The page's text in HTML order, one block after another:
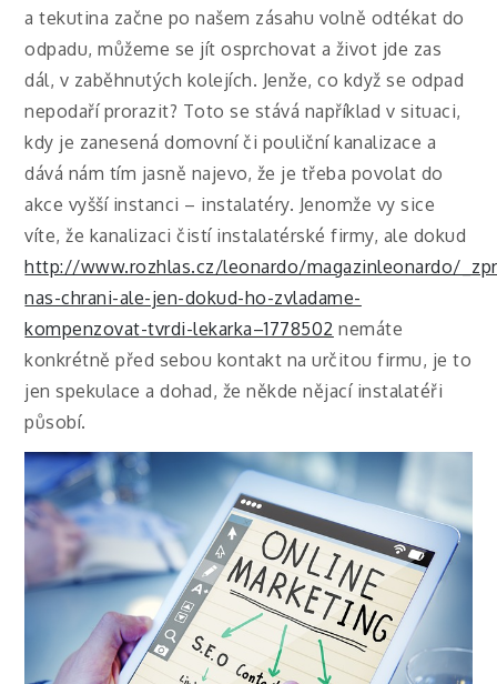
a tekutina začne po našem zásahu volně odtékat do
odpadu, můžeme se jít osprchovat a život jde zas
dál, v zaběhnutých kolejích. Jenže, co když se odpad
nepodaří prorazit? Toto se stává například v situaci,
kdy je zanesená domovní či pouliční kanalizace a
dává nám tím jasně najevo, že je třeba povolat do
akce vyšší instanci – instalatéry. Jenomže vy sice
víte, že kanalizaci čistí instalatérské firmy, ale dokud
http://www.rozhlas.cz/leonardo/magazinleonardo/
nas-chrani-ale-jen-dokud-ho-zvladame-
kompenzovat-tvrdi-lekarka–1778502 nemáte
konkrétně před sebou kontakt na určitou firmu, je to
jen spekulace a dohad, že někde nějací instalatéři
působí.